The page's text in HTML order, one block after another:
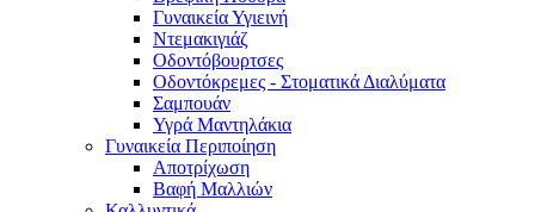
Γυναικεία Υγιεινή
Ντεμακιγιάζ
Οδοντόβουρτσες
Οδοντόκρεμες - Στοματικά Διαλύματα
Σαμπουάν
Υγρά Μαντηλάκια
Γυναικεία Περιποίηση
Αποτρίχωση
Βαφή Μαλλιών